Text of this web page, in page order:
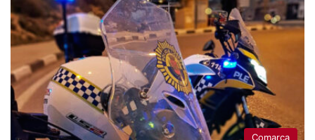
Comarca